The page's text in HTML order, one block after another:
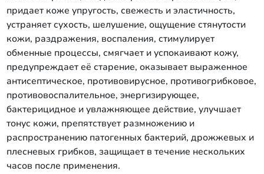
придает коже упругость, свежесть и эластичность,
устраняет сухость, шелушение, ощущение стянутости
кожи, раздражения, воспаления, стимулирует
обменные процессы, смягчает и успокаивают кожу,
предупреждает её старение, оказывает выраженное
антисептическое, противовирусное, противогрибковое,
противовоспалительное, энергизирующее,
бактерицидное и увлажняющее действие, улучшает
тонус кожи, препятствует размножению и
распространению патогенных бактерий, дрожжевых и
плесневых грибков, защищает в течение нескольких
часов после применения.